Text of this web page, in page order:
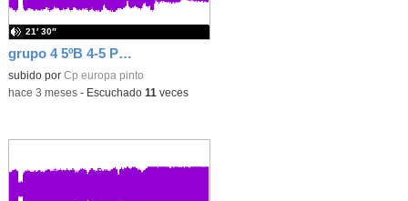
grupo 4 5ºB 4-5 PROGRAMA
subido por Cp europa pinto
21′ 30″
-hace 3 meses- Escuchado 11veces